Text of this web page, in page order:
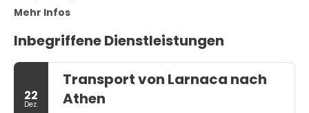
Mehr Infos
Inbegriffene Dienstleistungen
22
Dez.
Transport von Larnaca nach
Athen